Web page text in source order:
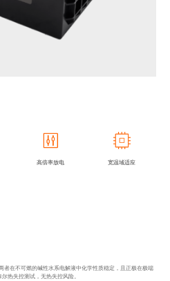
高倍率放电 宽温域适应
者在不可燃的碱性水系电解液中化学性质稳定，且正极在极端
热失控测试，无热失控风险。